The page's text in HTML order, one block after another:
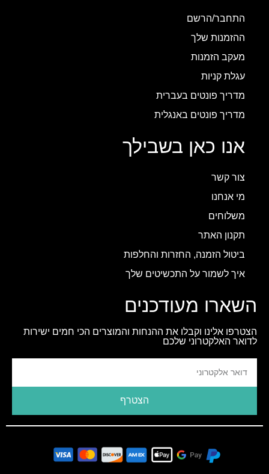
התחבר/הרשם
ההזמנות שלך
מעקב הזמנות
עגלת קניות
מדריך פונטים בעברית
מדריך פונטים באנגלית
אנו כאן בשבילך
צור קשר
מי אנחנו
משלוחים
תקנון האתר
ביטול הזמנה, החזרות והחלפות
איך לשמור על התכשיטים שלך
השארו מעודכנים
הצטרפו אלינו וקבלו את ההנחות והמוצרים הכי חמים ישירות
לדואר האלקטרוני שלכם
הצטרף